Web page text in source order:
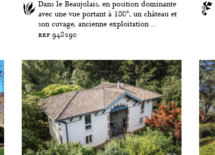
Dans le Beaujolais, en position dominante
avec une vue portant à 180°, un château et
son cuvage, ancienne exploitation ...
ref 948290